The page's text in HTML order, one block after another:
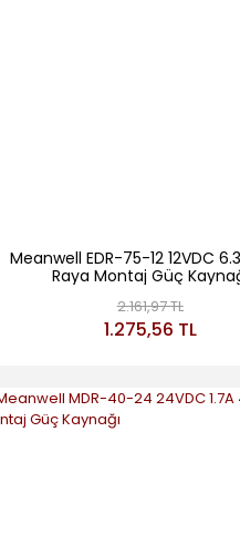
Meanwell EDR-75-12 12VDC
Raya Montaj Güç
2.161,97 TL
1.275,56 TL